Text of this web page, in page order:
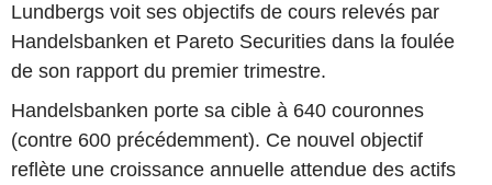
Lundbergs voit ses objectifs de cours relevés par
Handelsbanken et Pareto Securities dans la foulée
de son rapport du premier trimestre.
Handelsbanken porte sa cible à 640 couronnes
(contre 600 précédemment). Ce nouvel objectif
reflète une croissance annuelle attendue des actifs